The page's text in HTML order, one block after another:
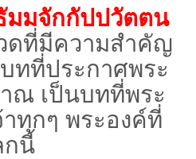
มมจักกัปปวัตตน
ดที่มีความสำคัญ
ทที่ประกาศพระ
ณ เป็นบทที่พระ
ทุกๆ พระองค์ที่
กนี้